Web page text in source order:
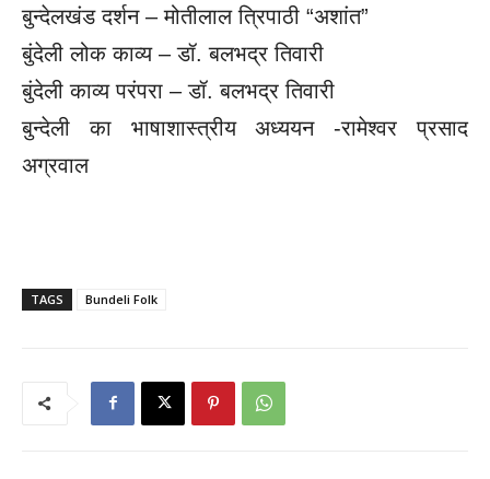
बुन्देलखंड दर्शन – मोतीलाल त्रिपाठी “अशांत”
बुंदेली लोक काव्य – डॉ. बलभद्र तिवारी
बुंदेली काव्य परंपरा – डॉ. बलभद्र तिवारी
बुन्देली का भाषाशास्त्रीय अध्ययन -रामेश्वर प्रसाद
अग्रवाल
TAGS Bundeli Folk